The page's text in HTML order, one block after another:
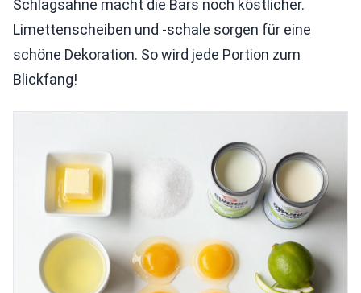
Schlagsahne macht die Bars noch köstlicher.
Limettenscheiben und -schale sorgen für eine
schöne Dekoration. So wird jede Portion zum
Blickfang!